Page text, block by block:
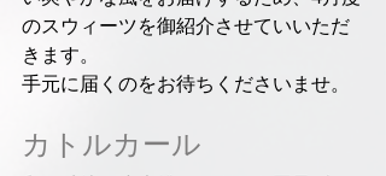
のスウィーツを御紹介させていいただ
きます。
手元に届くのをお待ちくださいませ。
カトルカール